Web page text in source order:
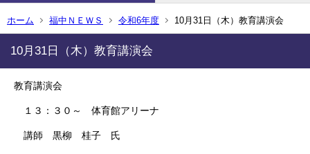
ホーム 福中ＮＥＷＳ 令和6年度 10月31日（木）教育講演会
10月31日（木）教育講演会
教育講演会
１３：３０～ 体育館アリーナ
講師 黒柳 桂子 氏